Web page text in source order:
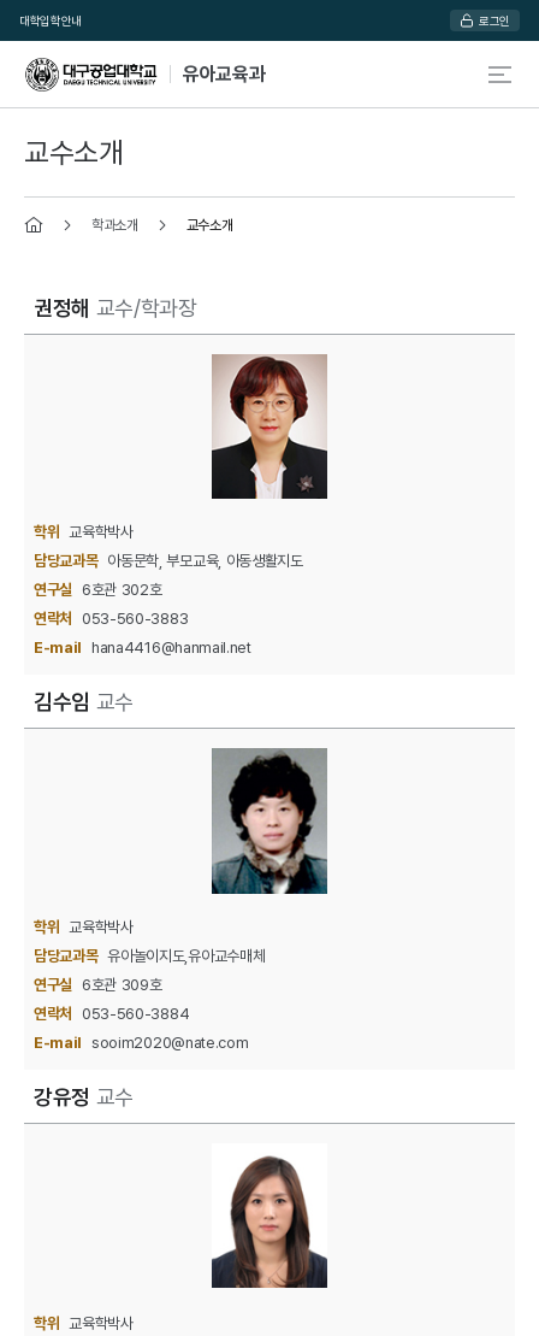
대학입학안내 로그인
유아교육과
교수소개
학과소개 교수소개
권정해 교수/학과장
학위 교육학박사
담당교과목 아동문학, 부모교육, 아동생활지도
연구실 6호관 302호
연락처 053-560-3883
E-mail hana4416@hanmail.net
김수임 교수
학위 교육학박사
담당교과목 유아놀이지도,유아교수매체
연구실 6호관 309호
연락처 053-560-3884
E-mail sooim2020@nate.com
강유정 교수
학위 교육학박사